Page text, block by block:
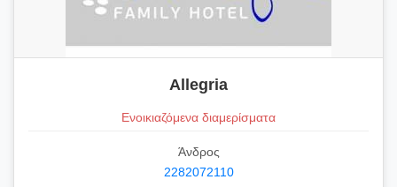
Allegria
Ενοικιαζόμενα διαμερίσματα
Άνδρος
2282072110